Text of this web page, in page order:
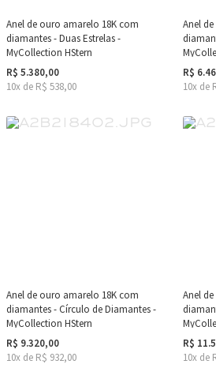
Anel de ouro amarelo 18K com
diamantes - Duas Estrelas -
MyCollection HStern
R$ 5.380,00
10x de R$ 538,00
Anel
R$
10x de
Anel de ouro amarelo 18K com
diamantes - Círculo de Diamantes -
MyCollection HStern
R$ 9.320,00
10x de R$ 932,00
Anel
R$
10x de